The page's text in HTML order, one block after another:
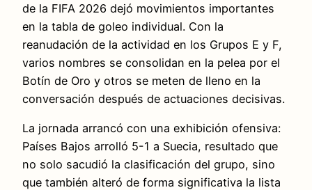
de la FIFA 2026 dejó movimientos importantes
en la tabla de goleo individual. Con la
reanudación de la actividad en los Grupos E y F,
varios nombres se consolidan en la pelea por el
Botín de Oro y otros se meten de lleno en la
conversación después de actuaciones decisivas.
La jornada arrancó con una exhibición ofensiva:
Países Bajos arrolló 5-1 a Suecia, resultado que
no solo sacudió la clasificación del grupo, sino
que también alteró de forma significativa la lista